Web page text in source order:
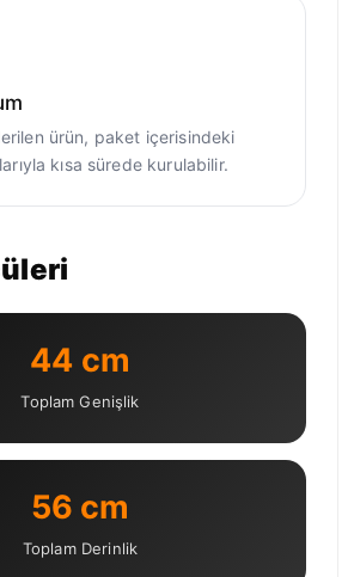
ürün, paket içerisindeki
kısa sürede kurulabilir.
44 cm
Toplam Genişlik
56 cm
Toplam Derinlik